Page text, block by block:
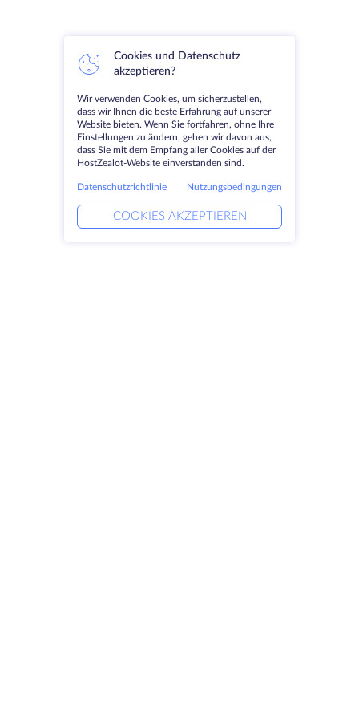
Cookies und Datenschutz
akzeptieren?
Wir verwenden Cookies, um sicherzustellen,
dass wir Ihnen die beste Erfahrung auf unserer
Website bieten. Wenn Sie fortfahren, ohne Ihre
Einstellungen zu ändern, gehen wir davon aus,
dass Sie mit dem Empfang aller Cookies auf der
HostZealot-Website einverstanden sind.
Datenschutzrichtlinie Nutzungsbedingungen
COOKIES AKZEPTIEREN